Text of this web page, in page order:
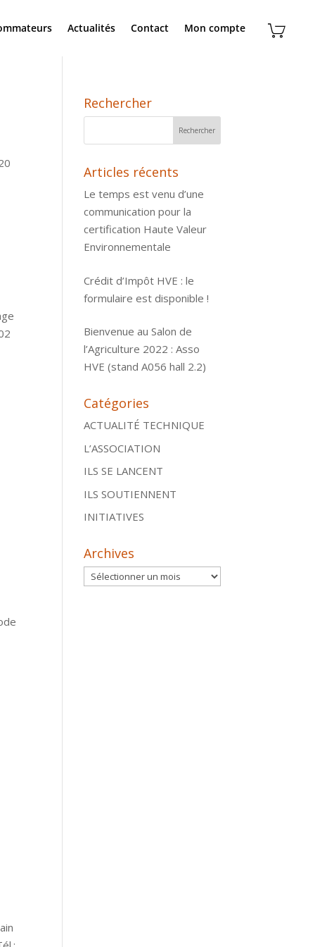
Actualités Contact Mon compte
Rechercher
Articles récents
Le temps est venu d’une
communication pour la
certification Haute Valeur
Environnementale
Crédit d’Impôt HVE : le
formulaire est disponible !
Bienvenue au Salon de
l’Agriculture 2022 : Asso
HVE (stand A056 hall 2.2)
Catégories
ACTUALITÉ TECHNIQUE
L’ASSOCIATION
ILS SE LANCENT
ILS SOUTIENNENT
INITIATIVES
Archives
Archives